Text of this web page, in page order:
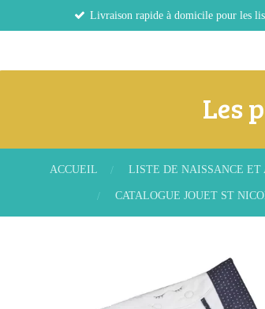
Livraison rapide à domicile pour les
Les
ACCUEIL LISTE DE NAISSANCE ET
CATALOGUE JOUET ST